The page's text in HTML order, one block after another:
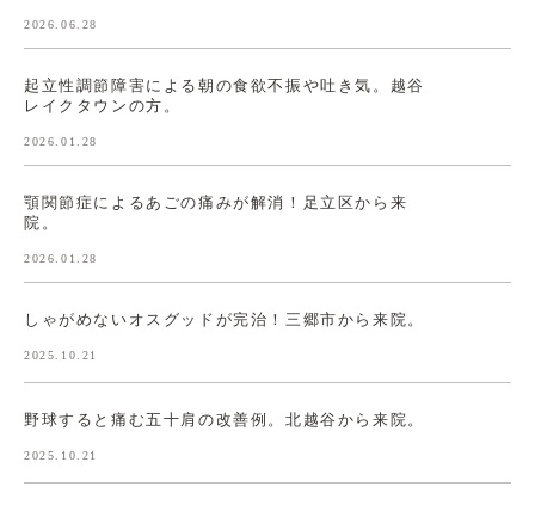
2026.06.28
起立性調節障害による朝の食欲不振や吐き気。越谷
レイクタウンの方。
2026.01.28
顎関節症によるあごの痛みが解消！足立区から来
院。
2026.01.28
しゃがめないオスグッドが完治！三郷市から来院。
2025.10.21
野球すると痛む五十肩の改善例。北越谷から来院。
2025.10.21